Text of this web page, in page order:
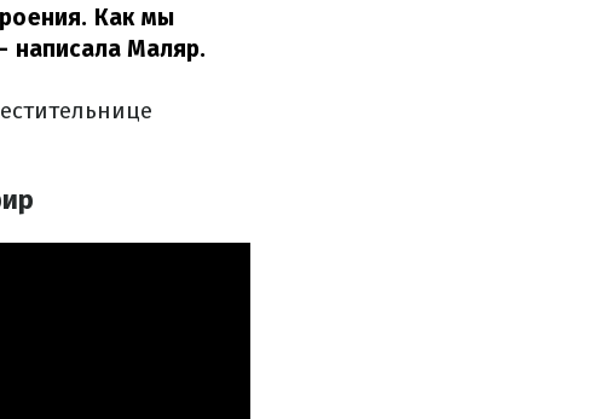
Как мы
написала Маляр.